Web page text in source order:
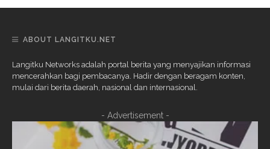
ABOUT LANGITKU.NET
Langitku Networks adalah portal berita yang menyajikan informasi
mencerahkan bagi pembacanya. Hadir dengan beragam konten,
mulai dari berita daerah, nasional dan internasional.
- Advertisement -